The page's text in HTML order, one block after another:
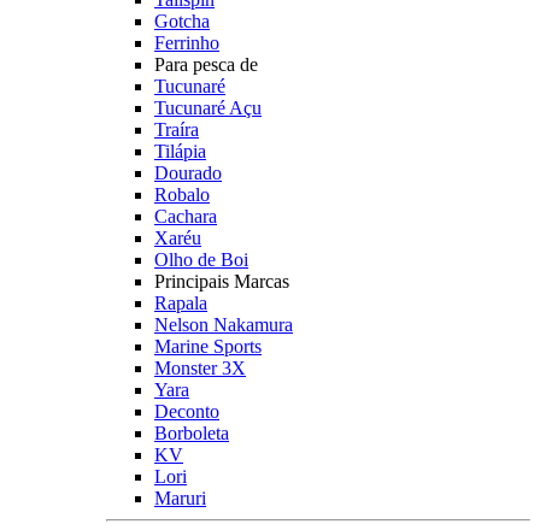
Gotcha
Ferrinho
Para pesca de
Tucunaré
Tucunaré Açu
Traíra
Tilápia
Dourado
Robalo
Cachara
Xaréu
Olho de Boi
Principais Marcas
Rapala
Nelson Nakamura
Marine Sports
Monster 3X
Yara
Deconto
Borboleta
KV
Lori
Maruri